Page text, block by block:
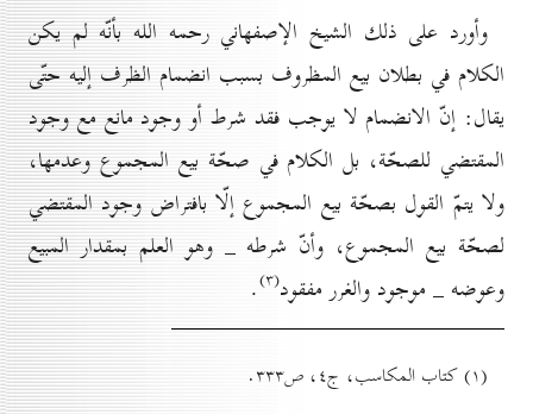
وأورد على ذلك الشيخ الإصفهاني رحمه الله بأنّه لم يكن
الكلام في بطلان بيع المظروف بسبب انضمام الظرف إليه حتّى
يقال: إنّ الانضمام لا يوجب فقد شرط أو وجود مانع مع وجود
المقتضي للصحّة، بل الكلام في صحّة بيع المجموع وعدمها،
ولا يتمّ القول بصحّة بيع المجموع إلّا بافتراض وجود المقتضي
لصحّة بيع المجموع، وأنّ شرطه _ وهو العلم بمقدار المبيع
وعوضه _ موجود والغرر مفقود(۳) .
(۱) کتاب المكاسب، ج٤، ص۳۳۳.